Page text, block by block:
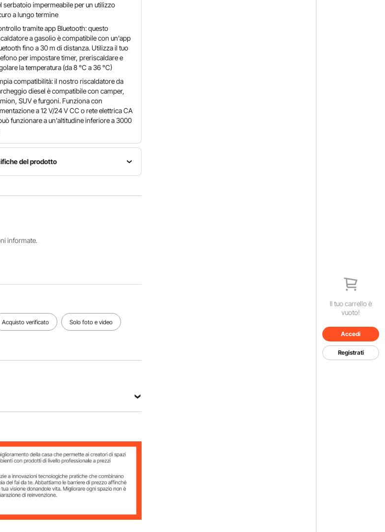
Il tuo carrello è
vuoto!
Accedi
Registrati
serbatoio impermeabile per un utilizzo
a lungo termine
tramite app Bluetooth: questo
a gasolio è compatibile con un'app
fino a 30 m di distanza. Utilizza il tuo
per impostare timer, preriscaldare e
la temperatura (da 8 °C a 36 °C)
compatibilità: il nostro riscaldatore da
diesel è compatibile con camper,
SUV e furgoni. Funziona con
a 12 V/24 V CC o rete elettrica CA
funzionare a un'altitudine inferiore a 3000
del prodotto
Pro
Consumo
impostazione
/
270℃
2400–
4400
giri/min,
uscita
aria
2,9 pollici
informate.
Acquisto verificato Solo foto e video
su 10 livelli)